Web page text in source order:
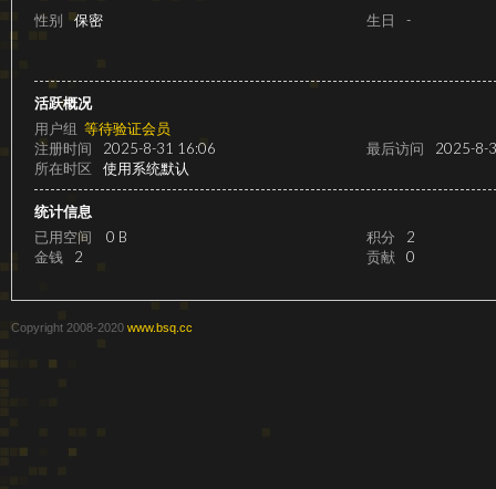
速
性别 保密 生日 -
活跃概况
用户组 等待验证会员
注册时间
2025-8-31 16:06 最后访问
2025-8-
所在时区
使用系统默认
统计信息
已用空间
0 B 积分
2
金钱
2 贡献 0
Copyright 2008-2020 www.bsq.cc